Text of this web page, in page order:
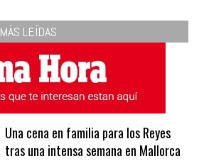
MÁS LEÍDAS
Una cena en familia para los Reyes
tras una intensa semana en Mallorca